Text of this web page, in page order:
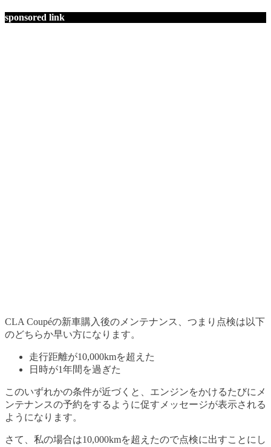
sponsored link
CLA Coupéの新車購入後のメンテナンス、つまり点検は以下
のどちらか早い方になります。
走行距離が10,000kmを超えた
日時が1年間を過ぎた
このいずれかの条件が近づくと、エンジンをかけるたびにメ
ンテナンスの予約をするように促すメッセージが表示される
ようになります。
さて、私の場合は10,000kmを超えたので点検に出すことにし